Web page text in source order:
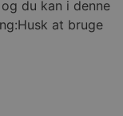
du kan i denne
at bruge